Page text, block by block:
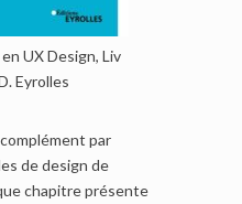
UX Design, Liv
Eyrolles
par
de design de
chapitre présente